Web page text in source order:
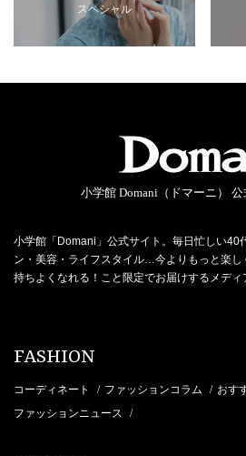
スペシャル
小学館 Domani（ドマーニ）
小学館「Domani」公式サイト。毎日忙しい40
ン・美容・ライフスタイル…今よりもっと楽
持ちよくなれる！こと限定でお届けするメディ
FASHION
コーディネート / ファッションコラム / おす
ファッションニュース /